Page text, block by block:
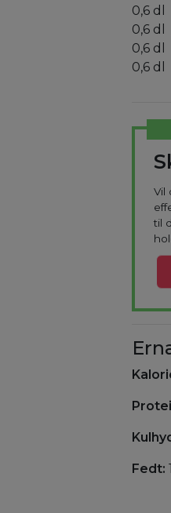
0,6 dl
0,6 dl
0,6 dl
0,6 dl
Vil
til
Fedt: